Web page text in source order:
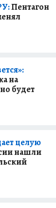
Пентагон
на
будет
целую
нашли